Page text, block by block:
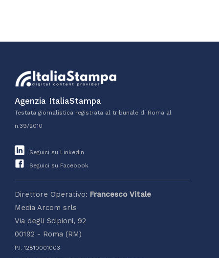
Agenzia ItaliaStampa
Testata giornalistica registrata al tribunale di Roma al
n.39/2010
Seguici su Linkedin
Seguici su Facebook
Direttore Operativo: Francesco Vitale
Media Arcom srls
Via degli Scipioni, 92
00192 - Roma (RM)
P.I. 12810001003